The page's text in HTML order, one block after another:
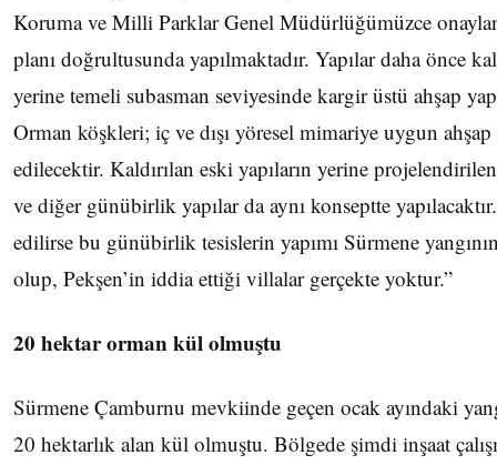
Koruma ve Milli Parklar Genel Müdürlüğümüzce
planı doğrultusunda yapılmaktadır. Yapılar daha önce
yerine temeli subasman seviyesinde kargir üstü ahşap
Orman köşkleri; iç ve dışı yöresel mimariye uygun
edilecektir. Kaldırılan eski yapıların yerine
ve diğer günübirlik yapılar da aynı konseptte
edilirse bu günübirlik tesislerin yapımı Sürmene
olup, Pekşen’in iddia ettiği villalar gerçekte yoktur.”
20 hektar orman kül olmuştu
Sürmene Çamburnu mevkiinde geçen ocak ayındaki
20 hektarlık alan kül olmuştu. Bölgede şimdi inşaat